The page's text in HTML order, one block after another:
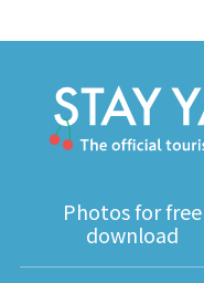
Photos for free
download